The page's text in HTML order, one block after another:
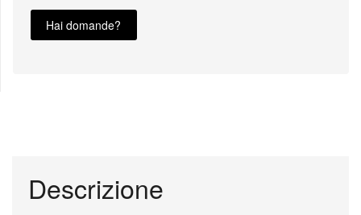
Hai domande?
Descrizione